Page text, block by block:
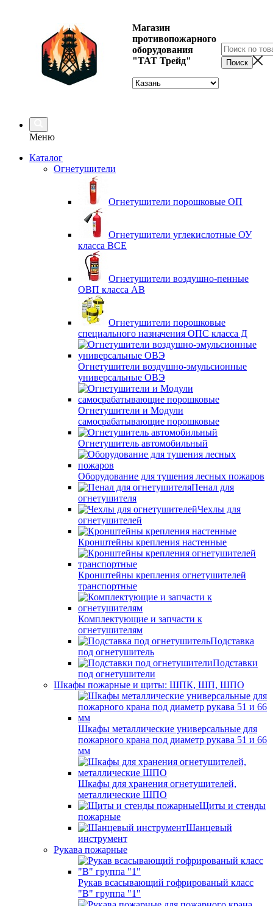
Магазин
противопожарного
оборудования
"ТАТ Трейд"
Меню
Каталог
Огнетушители
Огнетушители порошковые ОП
Огнетушители углекислотные ОУ
класса ВСЕ
Огнетушители воздушно-пенные
ОВП класса АВ
Огнетушители порошковые
специального назначения ОПС класса Д
Огнетушители воздушно-эмульсионные
универсальные ОВЭ
Огнетушители и Модули
самосрабатывающие порошковые
Огнетушитель автомобильный
Оборудование для тушения лесных пожаров
Пенал для
огнетушителя
Чехлы для
огнетушителей
Кронштейны крепления настенные
Кронштейны крепления огнетушителей
транспортные
Комплектующие и запчасти к
огнетушителям
Подставка
под огнетушитель
Подставки
под огнетушители
Шкафы пожарные и щиты: ШПК, ШП, ШПО
Шкафы металлические универсальные для
пожарного крана под диаметр рукава 51 и 66
мм
Шкафы для хранения огнетушителей,
металлические ШПО
Щиты и стенды
пожарные
Шанцевый
инструмент
Рукава пожарные
Рукав всасывающий гофрированый класс
"В" группа "1"